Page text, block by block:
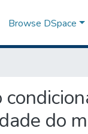
Browse DSpace
do